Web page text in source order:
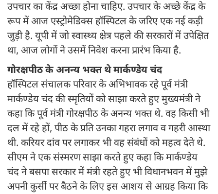
उपचार का केंद्र अच्छा होना चाहिए. उपचार के अच्छे केंद्र के
रूप में आज एस्ट्रोमेडिक्स हॉस्पिटल के जरिए एक नई कड़ी
जुड़ी है. यूपी में जो स्वास्थ्य क्षेत्र पहले की सरकारों में उपेक्षित
था, आज लोगों ने उसमें निवेश करना प्रारंभ किया है.
गोरक्षपीठ के अनन्य भक्त थे मार्कण्डेय चंद
हॉस्पिटल संचालक परिवार के अभिभावक रहे पूर्व मंत्री
मार्कण्डेय चंद की स्मृतियों को साझा करते हुए मुख्यमंत्री ने
कहा कि पूर्व मंत्री गोरक्षपीठ के अनन्य भक्त थे. वह किसी भी
दल में रहे हों, पीठ के प्रति उनका गहरा लगाव व गहरी आस्था
थी. करियर दांव पर लगाकर भी वह संबंधों को महत्व देते थे.
सीएम ने एक संस्मरण साझा करते हुए कहा कि मार्कण्डेय
चंद ने बसपा सरकार में मंत्री रहते हुए भी विधानभवन में मुझे
अपनी कुर्सी पर बैठने के लिए इस आशय से आग्रह किया कि